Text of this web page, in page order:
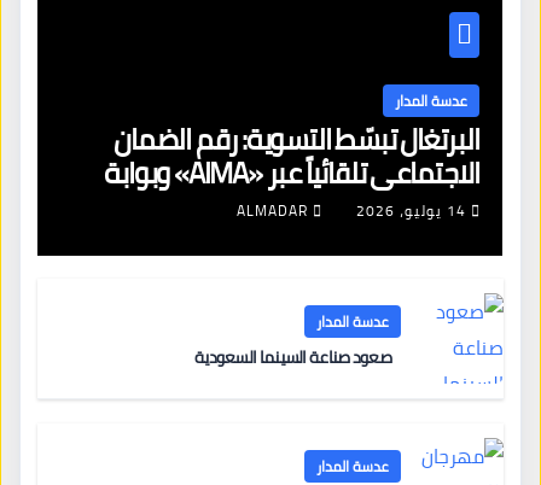
عدسة المدار
البرتغال تبسّط التسوية: رقم الضمان
الاجتماعي تلقائياً عبر «AIMA» وبوابة
جديدة لتجديد الإقامات
14 يوليو، 2026 ALMADAR
عدسة المدار
صعود صناعة السينما السعودية
عدسة المدار